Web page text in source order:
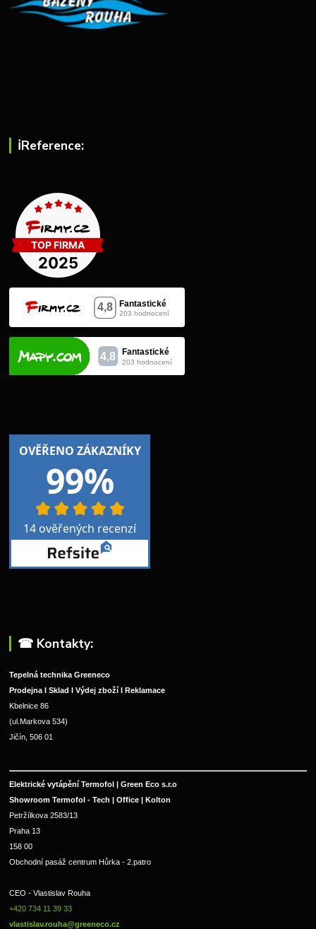
ℹ︎Reference:
☎︎ Kontakty:
Tepelná technika Greeneco
Prodejna I Sklad I Výdej zboží I Reklamace
Kbelnice 86
(ul.Markova 534)
Jičín, 506 01
Elektrické vytápění Termofol | Green Eco s.r.o
Showroom Termofol - Tech | Office | Kolton
Petržílkova 2583/13
Praha 13
158 00
Obchodní pasáž centrum Hůrka - 2.patro
CEO - Vlastislav Rouha
+420 734 11 39 33
vlastislav.rouha@greeneco.cz